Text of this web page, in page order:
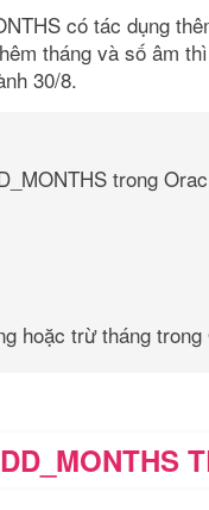
có tác dụng
tháng và số âm
30/8.
trong
hoặc trừ tháng trong